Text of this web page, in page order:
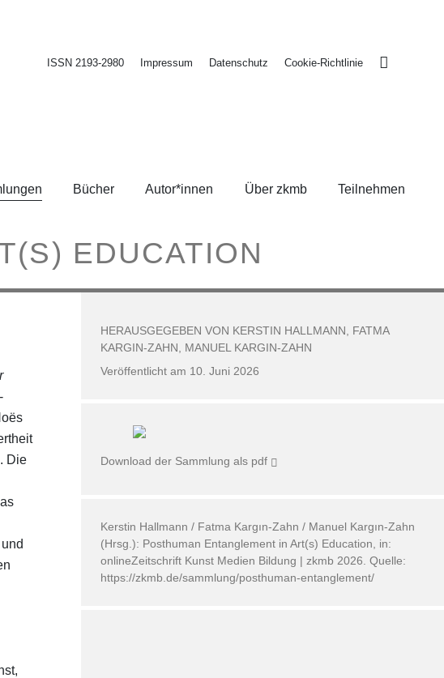
ISSN 2193-2980 Impressum Datenschutz Cookie-Richtlinie
Bücher Autor*innen Über zkmb Teilnehmen
EDUCATION
Die
HERAUSGEGEBEN VON KERSTIN HALLMANN
FATMA
KARGIN-ZAHN
MANUEL KARGIN-ZAHN
Veröffentlicht am 10. Juni 2026
Download der Sammlung als pdf
Kerstin Hallmann / Fatma Kargın-Zahn / Manuel Kargın-Zahn
(Hrsg.): Posthuman Entanglement in Art(s) Education, in:
onlineZeitschrift Kunst Medien Bildung | zkmb 2026. Quelle:
https://zkmb.de/sammlung/posthuman-entanglement/